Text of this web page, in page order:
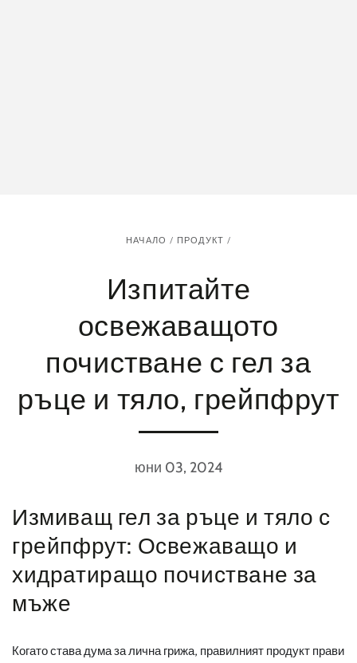
НАЧАЛО / ПРОДУКТ /
Изпитайте
освежаващото
почистване с гел за
ръце и тяло, грейпфрут
юни 03, 2024
Измиващ гел за ръце и тяло с
грейпфрут: Освежаващо и
хидратиращо почистване за
мъже
Когато става дума за лична грижа, правилният продукт прави